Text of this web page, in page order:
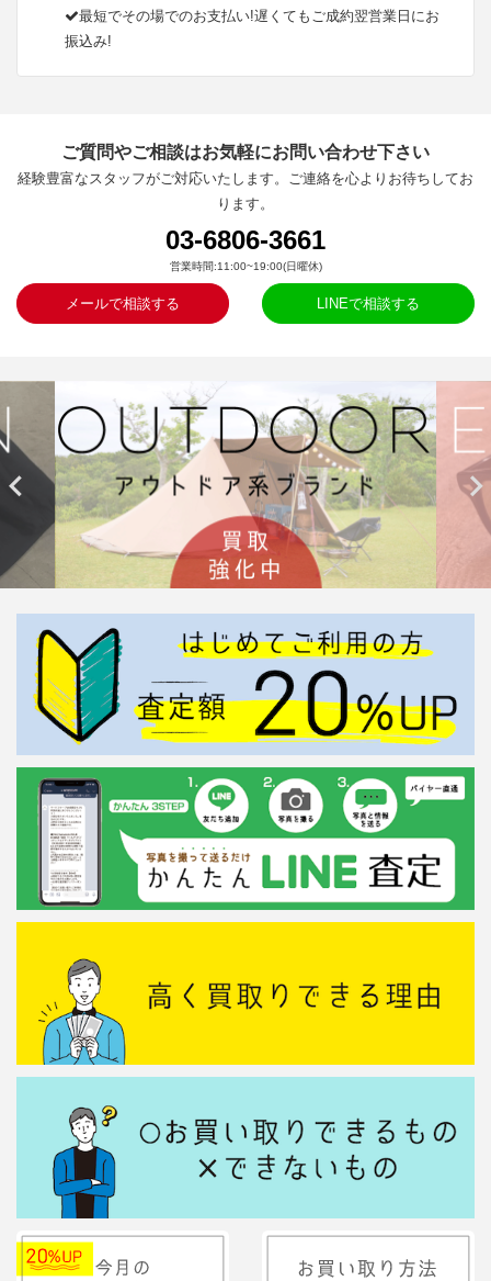
最短でその場でのお支払い!遅くてもご成約翌営業日にお
振込み!
ご質問やご相談はお気軽にお問い合わせ下さい
経験豊富なスタッフがご対応いたします。ご連絡を心よりお待ちしてお
ります。
03-6806-3661
営業時間:11:00~19:00(日曜休)
メールで相談する LINEで相談する
 